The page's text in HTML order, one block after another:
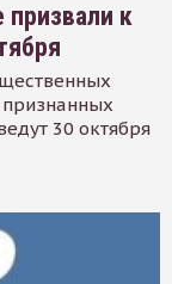
призвали к
30 октября